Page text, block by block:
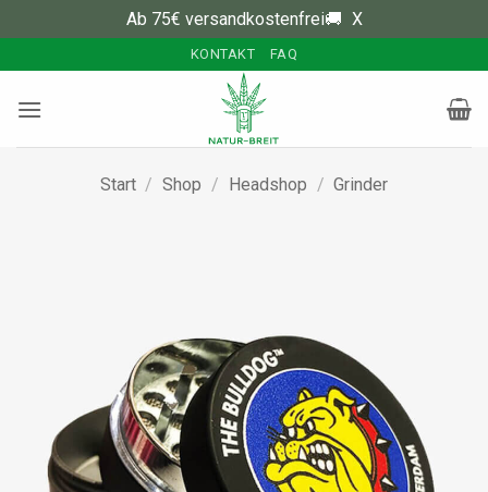
Ab 75€ versandkostenfrei🚚 X
Inhalt
springen
KONTAKT FAQ
Start / Shop / Headshop / Grinder